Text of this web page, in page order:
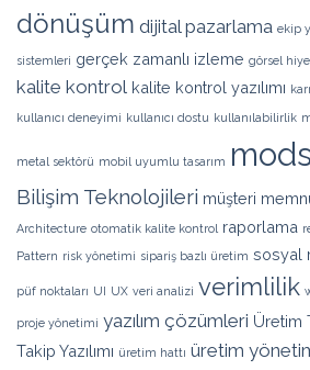
dönüşüm dijital pazarlama ekip
sistemleri gerçek zamanlı izleme görsel
kalite kontrol kalite kontrol yazılımı
kullanıcı deneyimi kullanıcı dostu kullanılabilirlik
metal sektörü mobil uyumlu tasarım
Bilişim Teknolojileri müşteri
Architecture otomatik kalite kontrol raporlama
Pattern risk yönetimi sipariş bazlı üretim sosyal
püf noktaları UI UX veri analizi verimlilik
proje yönetimi yazılım çözümleri Üretim
Takip Yazılımı üretim hattı üretim